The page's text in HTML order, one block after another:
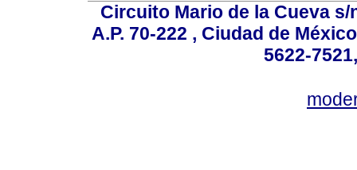
Circuito Mario de la Cueva
A.P. 70-222 , Ciudad de
5622-